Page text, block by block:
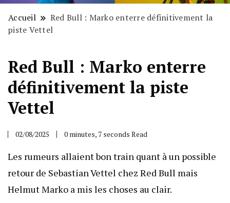
Accueil
Red Bull : Marko enterre définitivement la
piste Vettel
Red Bull : Marko enterre
définitivement la piste
Vettel
02/08/2025 0 minutes, 7 seconds Read
Les rumeurs allaient bon train quant à un possible
retour de Sebastian Vettel chez Red Bull mais
Helmut Marko a mis les choses au clair.